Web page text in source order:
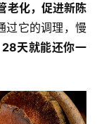
老化，促进新陈
过它的调理，慢
28天就能还你一